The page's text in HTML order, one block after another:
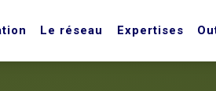
Le réseau Expertises